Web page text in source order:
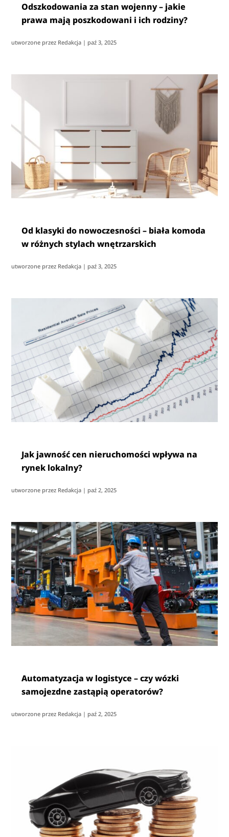
Odszkodowania za stan wojenny – jakie
prawa mają poszkodowani i ich rodziny?
utworzone przez Redakcja | paź 3, 2025
Od klasyki do nowoczesności – biała komoda
w różnych stylach wnętrzarskich
utworzone przez Redakcja | paź 3, 2025
Jak jawność cen nieruchomości wpływa na
rynek lokalny?
utworzone przez Redakcja | paź 2, 2025
Automatyzacja w logistyce – czy wózki
samojezdne zastąpią operatorów?
utworzone przez Redakcja | paź 2, 2025